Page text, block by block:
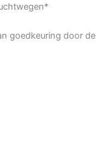
goedkeuring door de